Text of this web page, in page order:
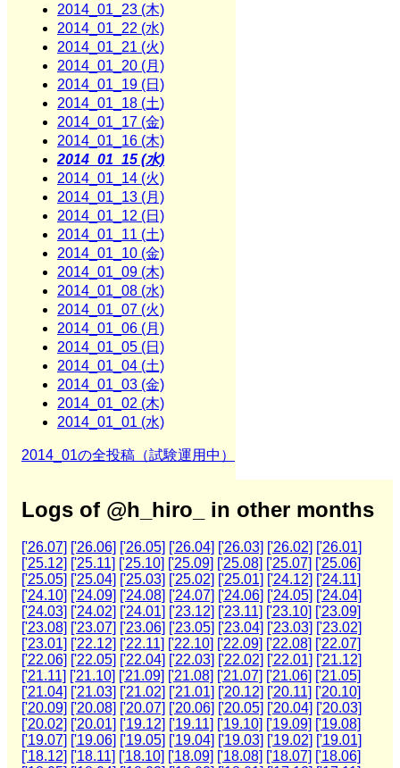
2014_01_23 (木)
2014_01_22 (水)
2014_01_21 (火)
2014_01_20 (月)
2014_01_19 (日)
2014_01_18 (土)
2014_01_17 (金)
2014_01_16 (木)
2014_01_15 (水)
2014_01_14 (火)
2014_01_13 (月)
2014_01_12 (日)
2014_01_11 (土)
2014_01_10 (金)
2014_01_09 (木)
2014_01_08 (水)
2014_01_07 (火)
2014_01_06 (月)
2014_01_05 (日)
2014_01_04 (土)
2014_01_03 (金)
2014_01_02 (木)
2014_01_01 (水)
2014_01の全投稿（試験運用中）
Logs of @h_hiro_ in other months
['26.07] ['26.06] ['26.05] ['26.04] ['26.03] ['26.02] ['26.01]
['25.12] ['25.11] ['25.10] ['25.09] ['25.08] ['25.07] ['25.06]
['25.05] ['25.04] ['25.03] ['25.02] ['25.01] ['24.12] ['24.11]
['24.10] ['24.09] ['24.08] ['24.07] ['24.06] ['24.05] ['24.04]
['24.03] ['24.02] ['24.01] ['23.12] ['23.11] ['23.10] ['23.09]
['23.08] ['23.07] ['23.06] ['23.05] ['23.04] ['23.03] ['23.02]
['23.01] ['22.12] ['22.11] ['22.10] ['22.09] ['22.08] ['22.07]
['22.06] ['22.05] ['22.04] ['22.03] ['22.02] ['22.01] ['21.12]
['21.11] ['21.10] ['21.09] ['21.08] ['21.07] ['21.06] ['21.05]
['21.04] ['21.03] ['21.02] ['21.01] ['20.12] ['20.11] ['20.10]
['20.09] ['20.08] ['20.07] ['20.06] ['20.05] ['20.04] ['20.03]
['20.02] ['20.01] ['19.12] ['19.11] ['19.10] ['19.09] ['19.08]
['19.07] ['19.06] ['19.05] ['19.04] ['19.03] ['19.02] ['19.01]
['18.12] ['18.11] ['18.10] ['18.09] ['18.08] ['18.07] ['18.06]